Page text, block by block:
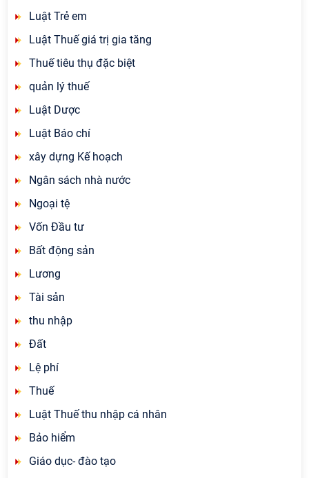
Luật Trẻ em
Luật Thuế giá trị gia tăng
Thuế tiêu thụ đặc biệt
quản lý thuế
Luật Dược
Luật Báo chí
xây dựng Kế hoạch
Ngân sách nhà nước
Ngoại tệ
Vốn Đầu tư
Bất động sản
Lương
Tài sản
thu nhập
Đất
Lệ phí
Thuế
Luật Thuế thu nhập cá nhân
Bảo hiểm
Giáo dục- đào tạo